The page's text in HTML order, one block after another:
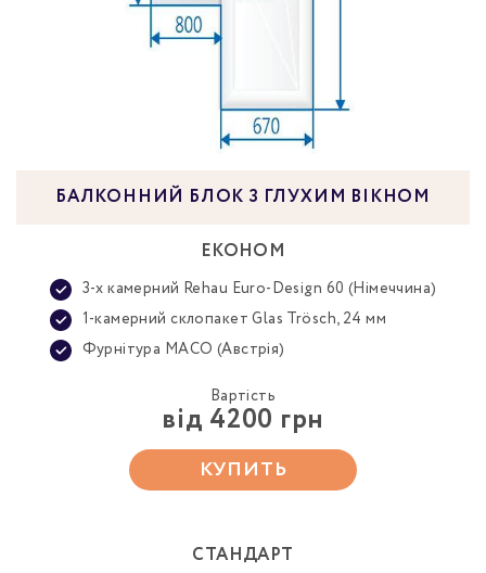
БАЛКОННИЙ БЛОК З ГЛУХИМ ВІКНОМ
ЕКОНОМ
3-х камерний Rehau Euro-Design 60 (Німеччина)
1-камерний склопакет Glas Trösch, 24 мм
Фурнітура MACO (Австрія)
Вартість
від 4200 грн
КУПИТЬ
СТАНДАРТ